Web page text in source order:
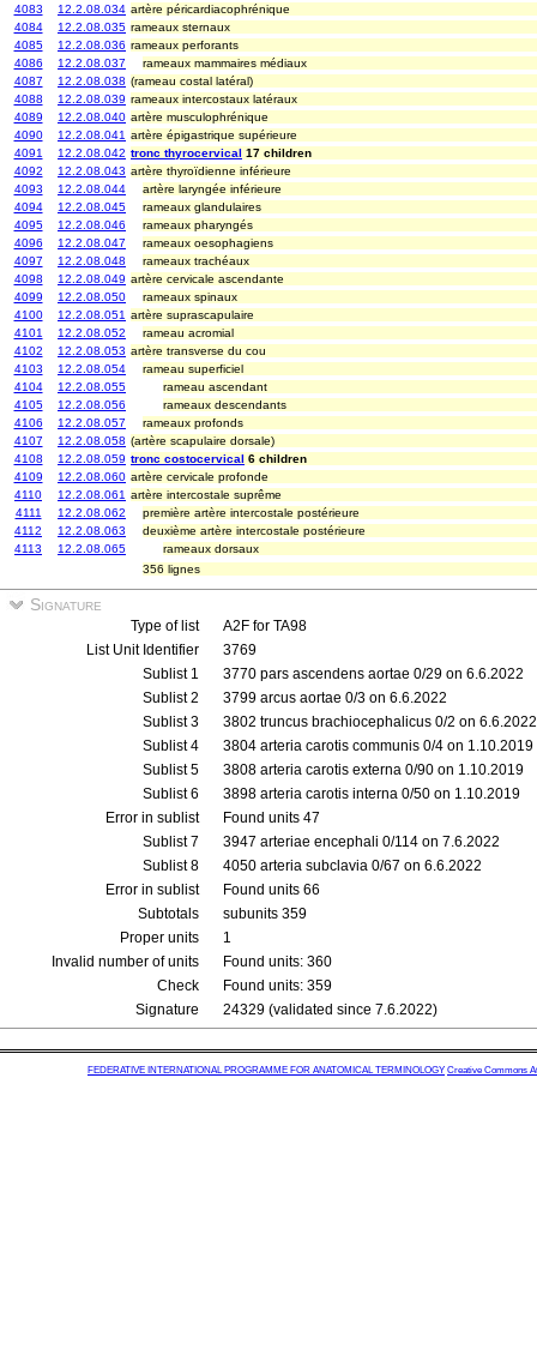
4083
12.2.08.034 artère péricardiacophrénique
4084
12.2.08.035 rameaux sternaux
4085
12.2.08.036 rameaux perforants
4086
12.2.08.037
rameaux mammaires médiaux
4087
12.2.08.038 (rameau costal latéral)
4088
12.2.08.039 rameaux intercostaux latéraux
4089
12.2.08.040 artère musculophrénique
4090
12.2.08.041 artère épigastrique supérieure
4091
12.2.08.042 tronc thyrocervical 17 children
4092
12.2.08.043 artère thyroïdienne inférieure
4093
12.2.08.044
artère laryngée inférieure
4094
12.2.08.045
rameaux glandulaires
4095
12.2.08.046
rameaux pharyngés
4096
12.2.08.047
rameaux oesophagiens
4097
12.2.08.048
rameaux trachéaux
4098
12.2.08.049 artère cervicale ascendante
4099
12.2.08.050
rameaux spinaux
4100
12.2.08.051 artère suprascapulaire
4101
12.2.08.052
rameau acromial
4102
12.2.08.053 artère transverse du cou
4103
12.2.08.054
rameau superficiel
4104
12.2.08.055
rameau ascendant
4105
12.2.08.056
rameaux descendants
4106
12.2.08.057
rameaux profonds
4107
12.2.08.058 (artère scapulaire dorsale)
4108
12.2.08.059 tronc costocervical 6 children
4109
12.2.08.060 artère cervicale profonde
4110
12.2.08.061 artère intercostale suprême
4111
12.2.08.062
première artère intercostale postérieure
4112
12.2.08.063
deuxième artère intercostale postérieure
4113
12.2.08.065
rameaux dorsaux
356 lignes
Signature
Type of list
A2F for TA98
List Unit Identifier
3769
Sublist 1
3770 pars ascendens aortae 0/29 on 6.6.2022
Sublist 2
3799 arcus aortae 0/3 on 6.6.2022
Sublist 3
3802 truncus brachiocephalicus 0/2 on 6.6.2022
Sublist 4
3804 arteria carotis communis 0/4 on 1.10.2019
Sublist 5
3808 arteria carotis externa 0/90 on 1.10.2019
Sublist 6
3898 arteria carotis interna 0/50 on 1.10.2019
Error in sublist
Found units 47
Sublist 7
3947 arteriae encephali 0/114 on 7.6.2022
Sublist 8
4050 arteria subclavia 0/67 on 6.6.2022
Error in sublist
Found units 66
Subtotals
subunits 359
Proper units
1
Invalid number of units
Found units: 360
Check
Found units: 359
Signature
24329 (validated since 7.6.2022)
FEDERATIVE INTERNATIONAL PROGRAMME FOR ANATOMICAL TERMINOLOGY Creative Commons